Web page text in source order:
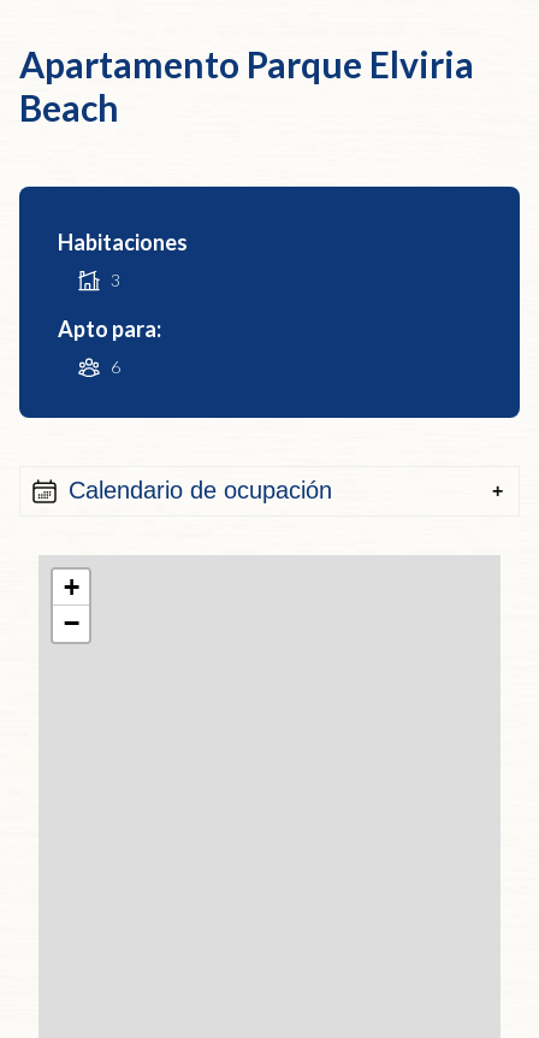
Apartamento Parque Elviria
Beach
Habitaciones
3
Apto para:
6
Calendario de ocupación
+
−